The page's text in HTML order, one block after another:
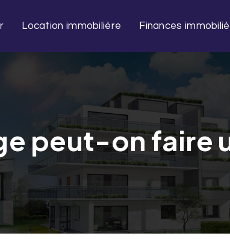
Location immobilière Finances
peut-on faire